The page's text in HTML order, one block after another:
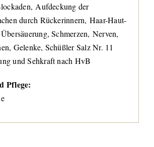
Aufdeckung der
durch Rückerinnern, Haar-Haut-
Schmerzen, Nerven,
Gelenke, Schüßler Salz Nr. 11
und Sehkraft nach HvB
Pflege: